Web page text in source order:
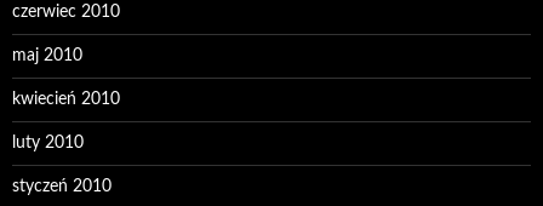
czerwiec 2010
maj 2010
kwiecień 2010
luty 2010
styczeń 2010